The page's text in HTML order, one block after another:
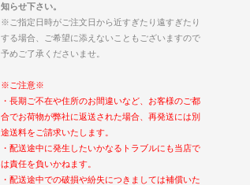
知らせ下さい。
※ご指定日時がご注文日から近すぎたり遠すぎたり
する場合、ご希望に添えないこともございますので
予めご了承くださいませ。
※ご注意※
・長期ご不在や住所のお間違いなど、お客様のご都
合でお荷物が弊社に返送された場合、再発送には別
途送料をご請求いたします。
・配送途中に発生したいかなるトラブルにも当店で
は責任を負いかねます。
・配送途中での破損や紛失につきましては補償いた